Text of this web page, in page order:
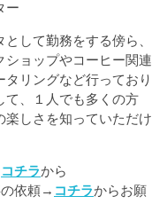
ー
して勤務をする傍ら、
ショップやコーヒー関連
リングなど行っており
て、１人でも多くの方
楽しさを知っていただけ
コチラから
の依頼→ コチラからお願